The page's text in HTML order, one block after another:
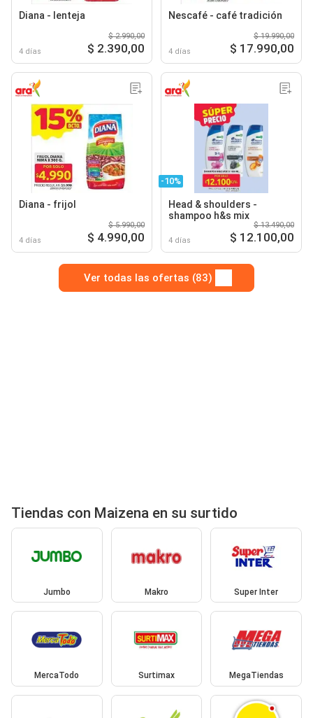
Diana - lenteja
4 días
$ 2.990,00
$ 2.390,00
Nescafé - café tradición
4 días
$ 19.990,00
$ 17.990,00
Diana - frijol
4 días
$ 5.990,00
$ 4.990,00
-10%
Head & shoulders -
shampoo h&s mix
4 días
$ 13.490,00
$ 12.100,00
Ver todas las ofertas (83)
Tiendas con Maizena en su surtido
Jumbo Makro Super Inter
MercaTodo Surtimax MegaTiendas